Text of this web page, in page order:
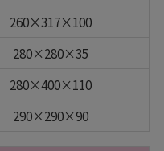
260×317×100
280×280×35
280×400×110
290×290×90